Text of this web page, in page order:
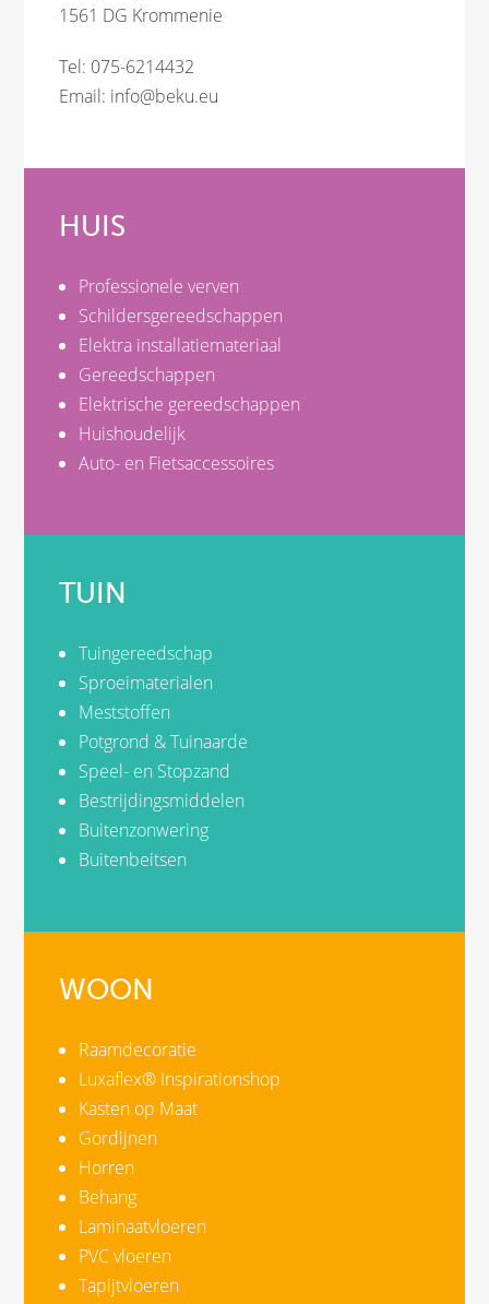
1561 DG Krommenie
Tel: 075-6214432
Email: info@beku.eu
HUIS
Professionele verven
Schildersgereedschappen
Elektra installatiemateriaal
Gereedschappen
Elektrische gereedschappen
Huishoudelijk
Auto- en Fietsaccessoires
TUIN
Tuingereedschap
Sproeimaterialen
Meststoffen
Potgrond & Tuinaarde
Speel- en Stopzand
Bestrijdingsmiddelen
Buitenzonwering
Buitenbeitsen
WOON
Raamdecoratie
Luxaflex® Inspirationshop
Kasten op Maat
Gordijnen
Horren
Behang
Laminaatvloeren
PVC vloeren
Tapijtvloeren